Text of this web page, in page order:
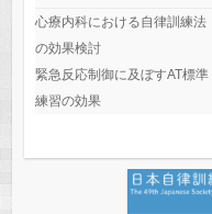
心療内科における自律訓練法
の効果検討
緊急反応制御に及ぼすAT標準
練習の効果